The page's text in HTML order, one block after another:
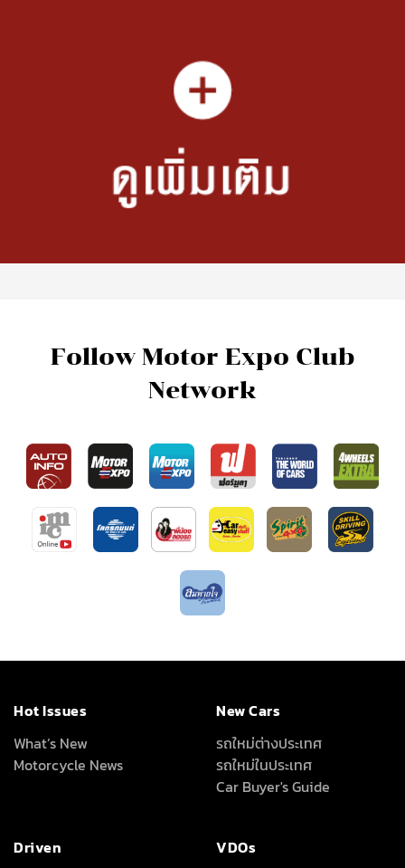
Follow Motor Expo Club
Network
Hot Issues
What’s New
Motorcycle News
New Cars
รถใหม่ต่างประเทศ
รถใหม่ในประเทศ
Car Buyer's Guide
Driven
VDOs